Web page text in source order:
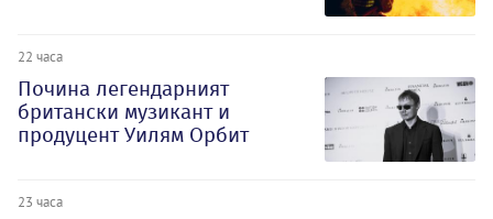
22 часа
Почина легендарният
британски музикант и
продуцент Уилям Орбит
23 часа